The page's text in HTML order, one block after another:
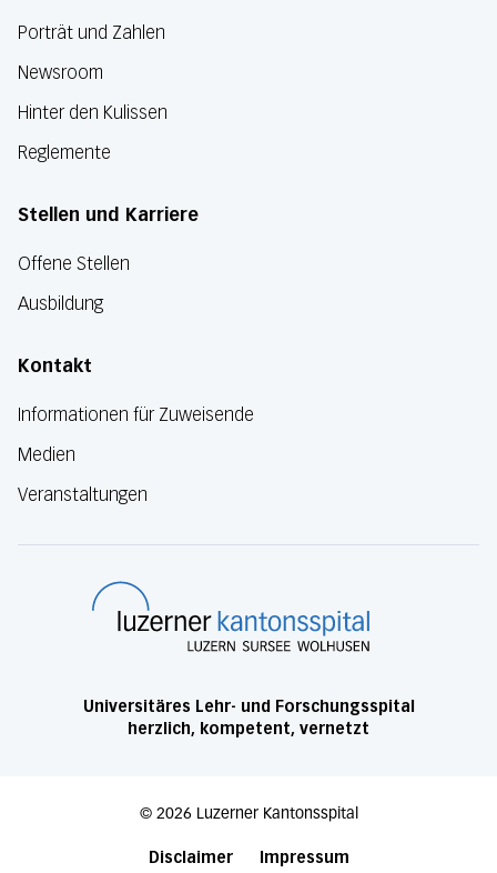
Porträt und Zahlen
Newsroom
Hinter den Kulissen
Reglemente
Stellen und Karriere
Offene Stellen
Ausbildung
Kontakt
Informationen für Zuweisende
Medien
Veranstaltungen
Universitäres Lehr- und Forschungsspital
herzlich, kompetent, vernetzt
© 2026 Luzerner Kantonsspital
Disclaimer Impressum